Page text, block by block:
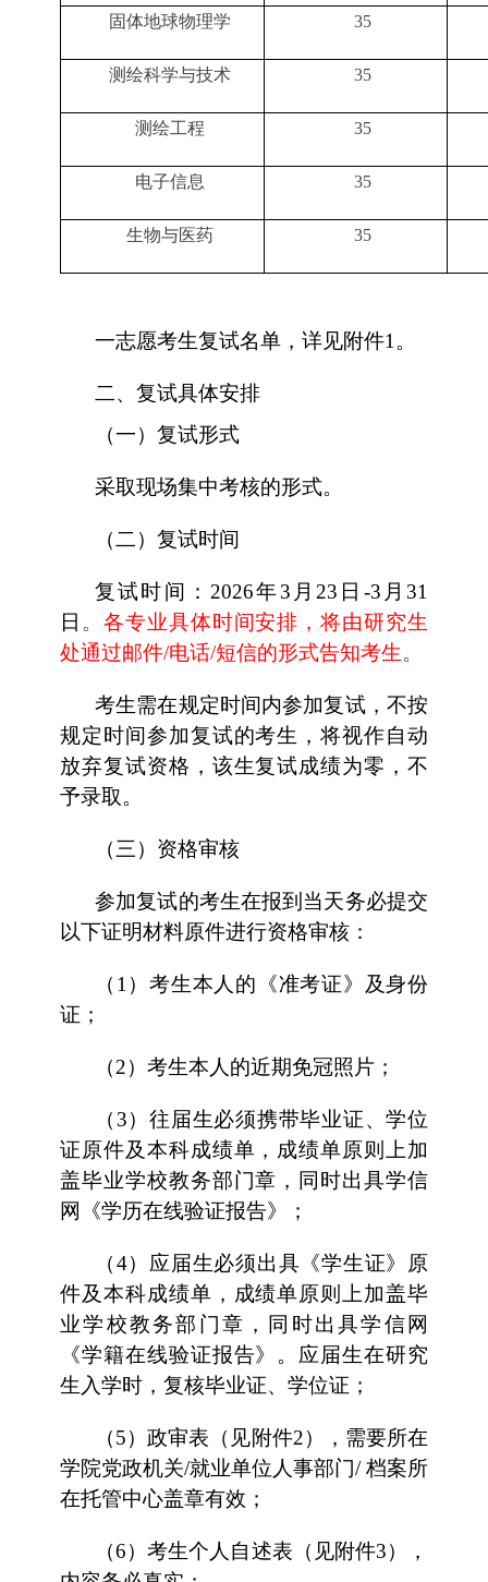
固体地球物理学 35
测绘科学与技术 35
测绘工程 35
电子信息 35
生物与医药 35
一志愿考生复试名单，详见附件1。
二、复试具体安排
（一）复试形式
采取现场集中考核的形式。
（二）复试时间
复试时间：2026年3月23日-3月31
日 。 各专业具体时间安排，将由研究生
处通过邮件/电话/短信的形式告知考生。
考生需在规定时间内参加复试，不按
规定时间参加复试的考生，将视作自动
放弃复试资格，该生复试成绩为零，不
予录取。
（三）资格审核
参加复试的考生在报到当天务必提交
以下证明材料原件进行资格审核：
（1）考生本人的《准考证》及身份
证；
（2）考生本人的近期免冠照片；
（3）往届生必须携带毕业证、学位
证原件及本科成绩单，成绩单原则上加
盖毕业学校教务部门章，同时出具学信
网《学历在线验证报告》；
（4）应届生必须出具《学生证》原
件及本科成绩单，成绩单原则上加盖毕
业学校教务部门章，同时出具学信网
《学籍在线验证报告》。应届生在研究
生入学时，复核毕业证、学位证；
（5）政审表（见附件2），需要所在
学院党政机关/就业单位人事部门/ 档案所
在托管中心盖章有效；
（6）考生个人自述表（见附件3），